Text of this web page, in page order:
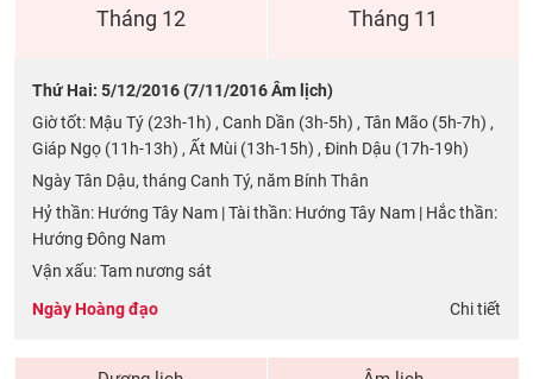
Tháng 12 Tháng 11
Thứ Hai: 5/12/2016 (7/11/2016 Âm lịch)
Giờ tốt: Mậu Tý (23h-1h) , Canh Dần (3h-5h) , Tân Mão (5h-7h) ,
Giáp Ngọ (11h-13h) , Ất Mùi (13h-15h) , Đinh Dậu (17h-19h)
Ngày Tân Dậu, tháng Canh Tý, năm Bính Thân
Hỷ thần: Hướng Tây Nam | Tài thần: Hướng Tây Nam | Hắc thần:
Hướng Đông Nam
Vận xấu: Tam nương sát
Ngày Hoàng đạo
Chi tiết